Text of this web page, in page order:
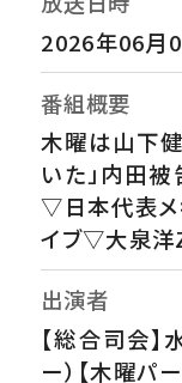
2026年06月
番組概要
木曜は山下
いた」内田
▽日本代表メ
イブ▽大泉洋
出演者
【総合司会】
ー）【木曜パ